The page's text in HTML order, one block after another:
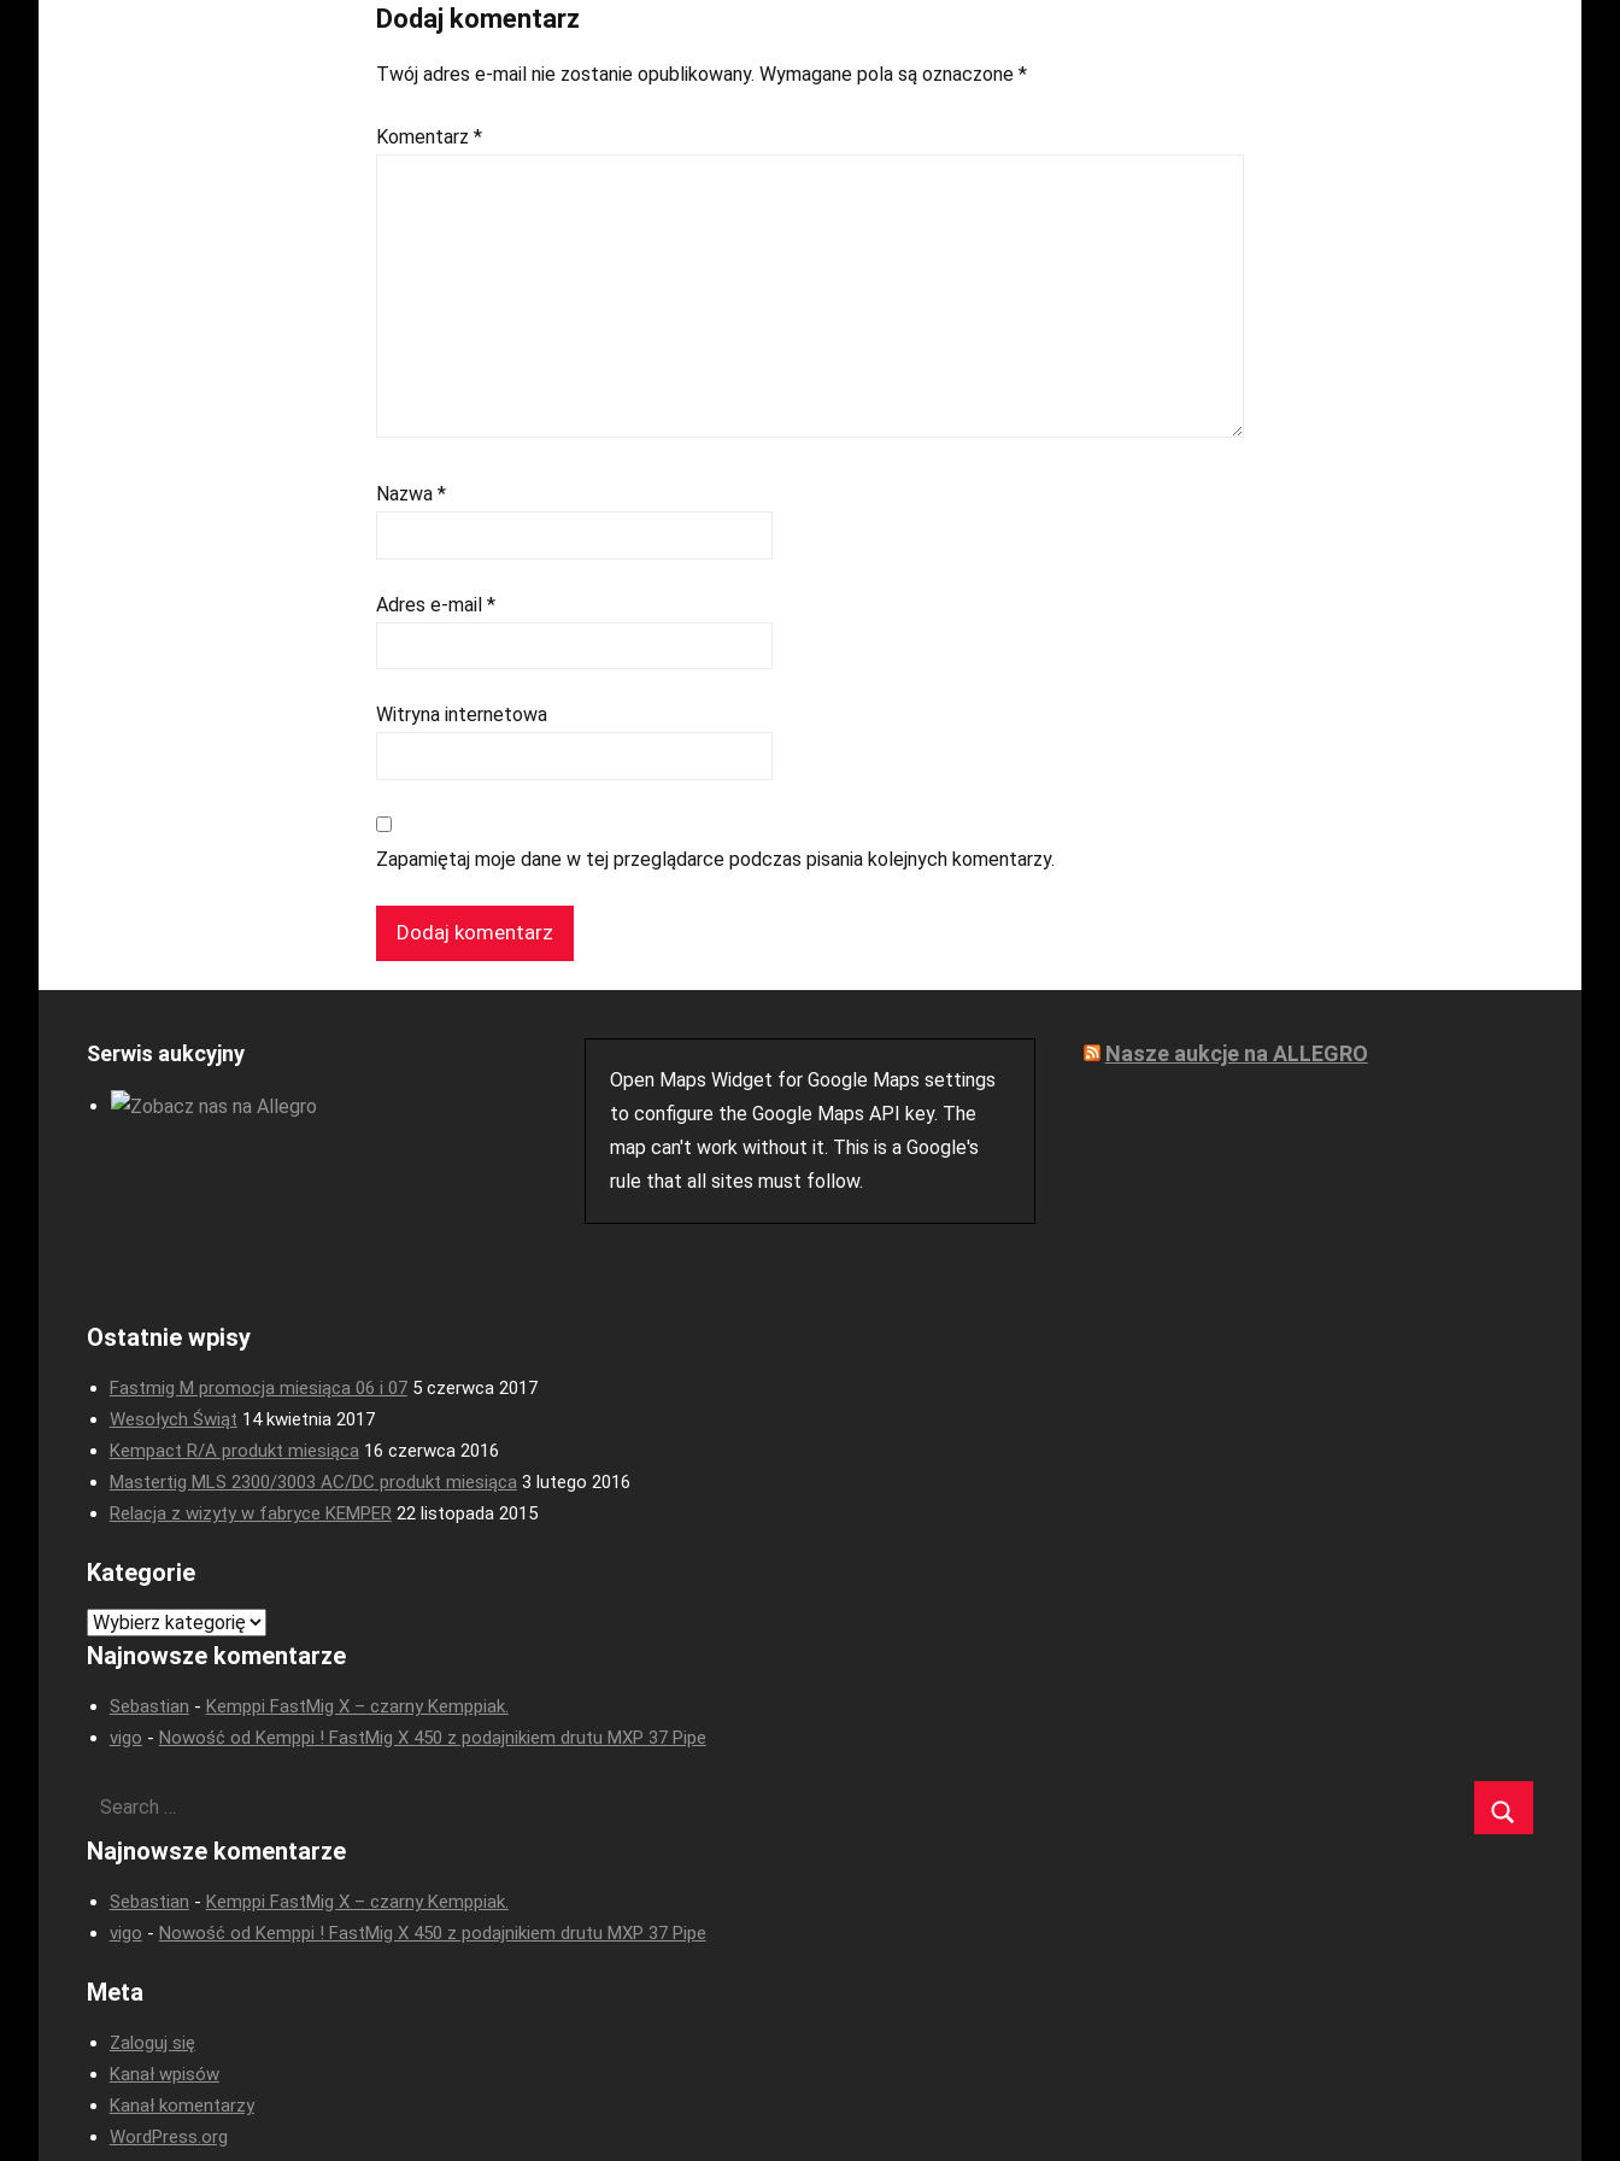
Dodaj komentarz
Twój adres e-mail nie zostanie opublikowany. Wymagane pola są oznaczone *
Komentarz *
Nazwa *
Adres e-mail *
Witryna internetowa
Zapamiętaj moje dane w tej przeglądarce podczas pisania kolejnych komentarzy.
Serwis aukcyjny
Open Maps Widget for Google Maps settings
to configure the Google Maps API key. The
map can't work without it. This is a Google's
rule that all sites must follow.
Nasze aukcje na ALLEGRO
Ostatnie wpisy
Fastmig M promocja miesiąca 06 i 07 5 czerwca 2017
Wesołych Świąt 14 kwietnia 2017
Kempact R/A produkt miesiąca 16 czerwca 2016
Mastertig MLS 2300/3003 AC/DC produkt miesiąca 3 lutego 2016
Relacja z wizyty w fabryce KEMPER 22 listopada 2015
Kategorie
Kategorie
Najnowsze komentarze
Sebastian - Kemppi FastMig X – czarny Kemppiak.
vigo - Nowość od Kemppi ! FastMig X 450 z podajnikiem drutu MXP 37 Pipe
Najnowsze komentarze
Sebastian - Kemppi FastMig X – czarny Kemppiak.
vigo - Nowość od Kemppi ! FastMig X 450 z podajnikiem drutu MXP 37 Pipe
Meta
Zaloguj się
Kanał wpisów
Kanał komentarzy
WordPress.org